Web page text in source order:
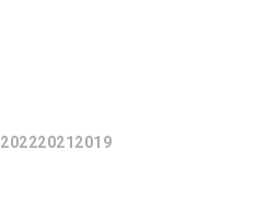
20222021 2019